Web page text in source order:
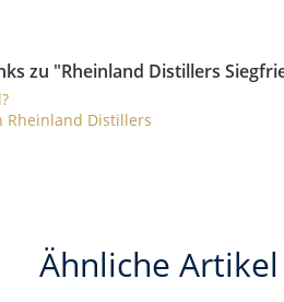
zu "Rheinland Distillers
Rheinland Distillers
Ähnliche Artikel